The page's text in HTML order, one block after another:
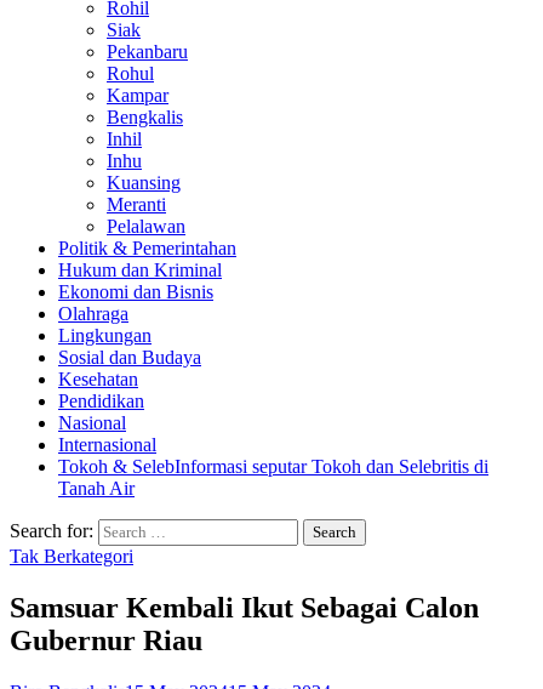
Rohil
Siak
Pekanbaru
Rohul
Kampar
Bengkalis
Inhil
Inhu
Kuansing
Meranti
Pelalawan
Politik & Pemerintahan
Hukum dan Kriminal
Ekonomi dan Bisnis
Olahraga
Lingkungan
Sosial dan Budaya
Kesehatan
Pendidikan
Nasional
Internasional
Tokoh & SelebInformasi seputar Tokoh dan Selebritis di
Tanah Air
Search for:
Tak Berkategori
Samsuar Kembali Ikut Sebagai Calon
Gubernur Riau